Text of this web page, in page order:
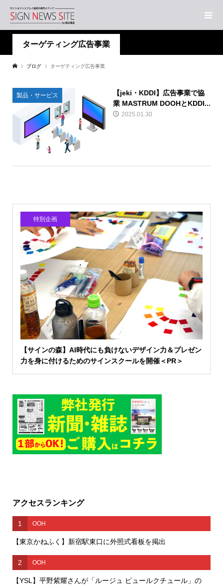
ターゲティング広告事業
ブログ ターゲティング広告事業
製品・サービス
【jeki・KDDI】広告事業で協
業 MASTRUM DOOHとKDDI...
2025.01.30
特別企画
【サインの森】AI時代にも負けないデザイン力＆プレゼン
力を身に付けるためのサインスクールを開催＜PR＞
アクセスランキング
1 OOH
【東京かねふく】新宿駅東口に外照式看板を掲出
2 OOH
【YSL】平野紫耀さんが「ルージュ ピュールクチュール」の